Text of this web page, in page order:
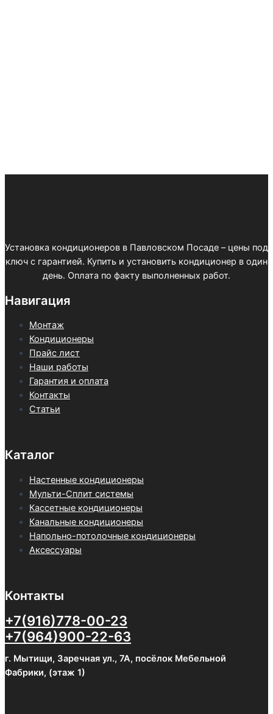
Установка кондиционеров в Павловском Посаде – цены под
ключ с гарантией. Купить и установить кондиционер в один
день. Оплата по факту выполненных работ.
Навигация
Монтаж
Кондиционеры
Прайс лист
Наши работы
Гарантия и оплата
Контакты
Статьи
Каталог
Настенные кондиционеры
Мульти-Сплит системы
Кассетные кондиционеры
Канальные кондиционеры
Напольно-потолочные кондиционеры
Аксессуары
Контакты
+7(916)778-00-23
+7(964)900-22-63
г. Мытищи, Заречная ул., 7А, посёлок Мебельной
Фабрики, (этаж 1)